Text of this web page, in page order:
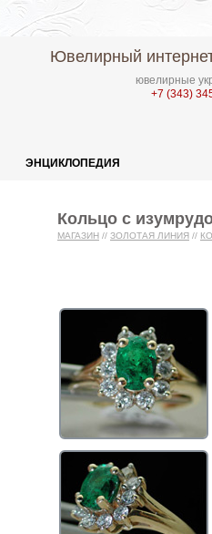
Ювелирный
ювелирные
+7 (343)
ЭНЦИКЛОПЕДИЯ
Кольцо с
МАГАЗИН // ЗОЛОТАЯ ЛИНИЯ //